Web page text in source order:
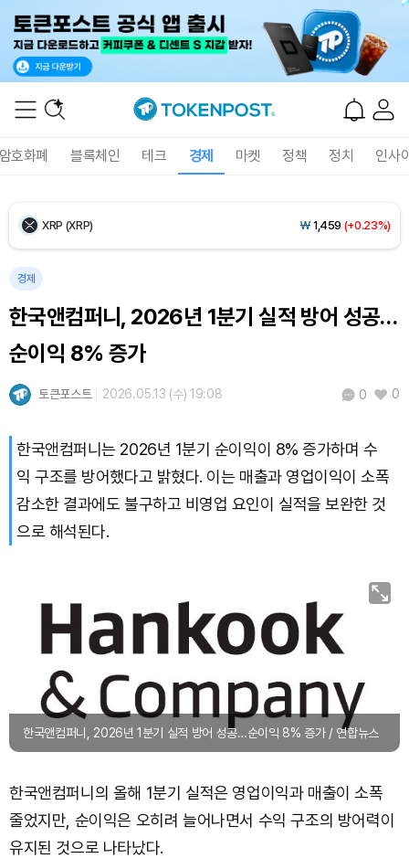
호화폐 블록체인 테크 경제 마켓 정책 정치 인사
Ethereum (ETH) ₩2,704,750(+0.37%)
XRP (XRP) ₩ 1,459 (+0.23%)
TRON (TRX) ₩463.5(+0.60%)
Hyperliquid (HYPE)
Bitcoin (BTC) ₩91,328,698(-0.10%)
경제
한국앤컴퍼니, 2026년 1분기 실적 방어 성공…
순이익 8% 증가
토큰포스트 2026.05.13 (수) 19:08 0 0
한국앤컴퍼니는 2026년 1분기 순이익이 8% 증가하며 수
익 구조를 방어했다고 밝혔다. 이는 매출과 영업이익이 소폭
감소한 결과에도 불구하고 비영업 요인이 실적을 보완한 것
으로 해석된다.
한국앤컴퍼니, 2026년 1분기 실적 방어 성공…순이익 8% 증가 / 연합뉴스
한국앤컴퍼니의 올해 1분기 실적은 영업이익과 매출이 소폭
줄었지만, 순이익은 오히려 늘어나면서 수익 구조의 방어력이
유지된 것으로 나타났다.